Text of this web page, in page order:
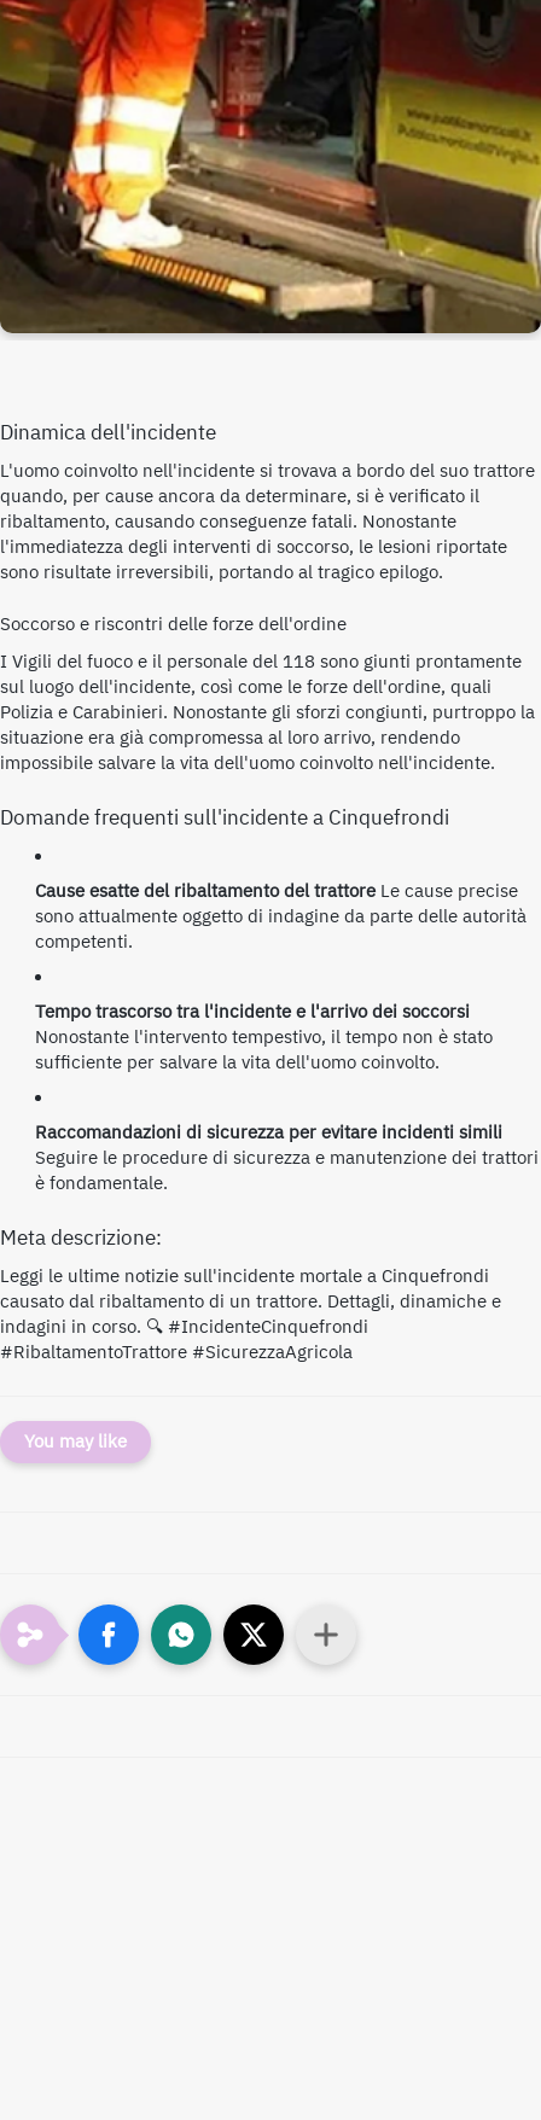
Dinamica dell'incidente
L'uomo coinvolto nell'incidente si trovava a bordo del suo trattore
quando, per cause ancora da determinare, si è verificato il
ribaltamento, causando conseguenze fatali. Nonostante
l'immediatezza degli interventi di soccorso, le lesioni riportate
sono risultate irreversibili, portando al tragico epilogo.
Soccorso e riscontri delle forze dell'ordine
I Vigili del fuoco e il personale del 118 sono giunti prontamente
sul luogo dell'incidente, così come le forze dell'ordine, quali
Polizia e Carabinieri. Nonostante gli sforzi congiunti, purtroppo la
situazione era già compromessa al loro arrivo, rendendo
impossibile salvare la vita dell'uomo coinvolto nell'incidente.
Domande frequenti sull'incidente a Cinquefrondi
Cause esatte del ribaltamento del trattoreLe cause precise
sono attualmente oggetto di indagine da parte delle autorità
competenti.
Tempo trascorso tra l'incidente e l'arrivo dei soccorsi
Nonostante l'intervento tempestivo, il tempo non è stato
sufficiente per salvare la vita dell'uomo coinvolto.
Raccomandazioni di sicurezza per evitare incidenti simili
Seguire le procedure di sicurezza e manutenzione dei trattori
è fondamentale.
Meta descrizione:
Leggi le ultime notizie sull'incidente mortale a Cinquefrondi
causato dal ribaltamento di un trattore. Dettagli, dinamiche e
indagini in corso. 🔍 #IncidenteCinquefrondi
#RibaltamentoTrattore #SicurezzaAgricola
You may like